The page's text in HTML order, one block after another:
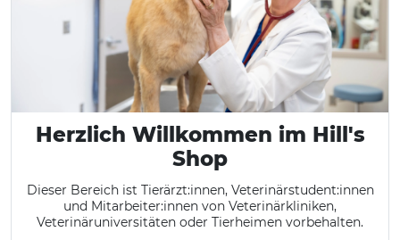
Herzlich Willkommen im Hill's
Shop
Dieser Bereich ist Tierärzt:innen, Veterinärstudent:innen
und Mitarbeiter:innen von Veterinärkliniken,
Veterinäruniversitäten oder Tierheimen vorbehalten.